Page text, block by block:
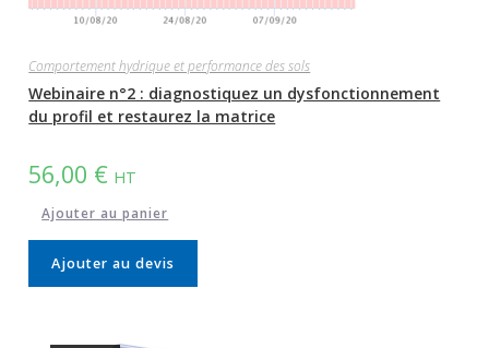
Comportement hydrique et performance des sols
Webinaire n°2 : diagnostiquez un dysfonctionnement
du profil et restaurez la matrice
56,00 € HT
Ajouter au panier
Ajouter au devis